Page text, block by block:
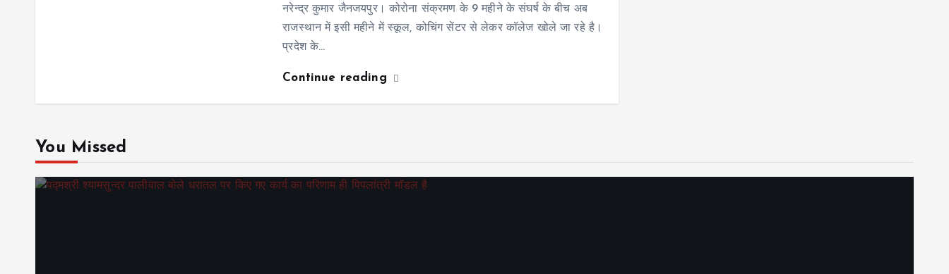
नरेन्द्र कुमार जैनजयपुर। कोरोना संक्रमण के 9 महीने के संघर्ष के बीच अब
राजस्थान में इसी महीने में स्कूल, कोचिंग सेंटर से लेकर कॉलेज खोले जा रहे है।
प्रदेश के…
Continue reading
You Missed